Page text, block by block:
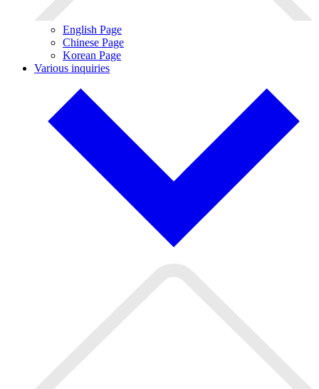
English Page
Chinese Page
Korean Page
Various inquiries